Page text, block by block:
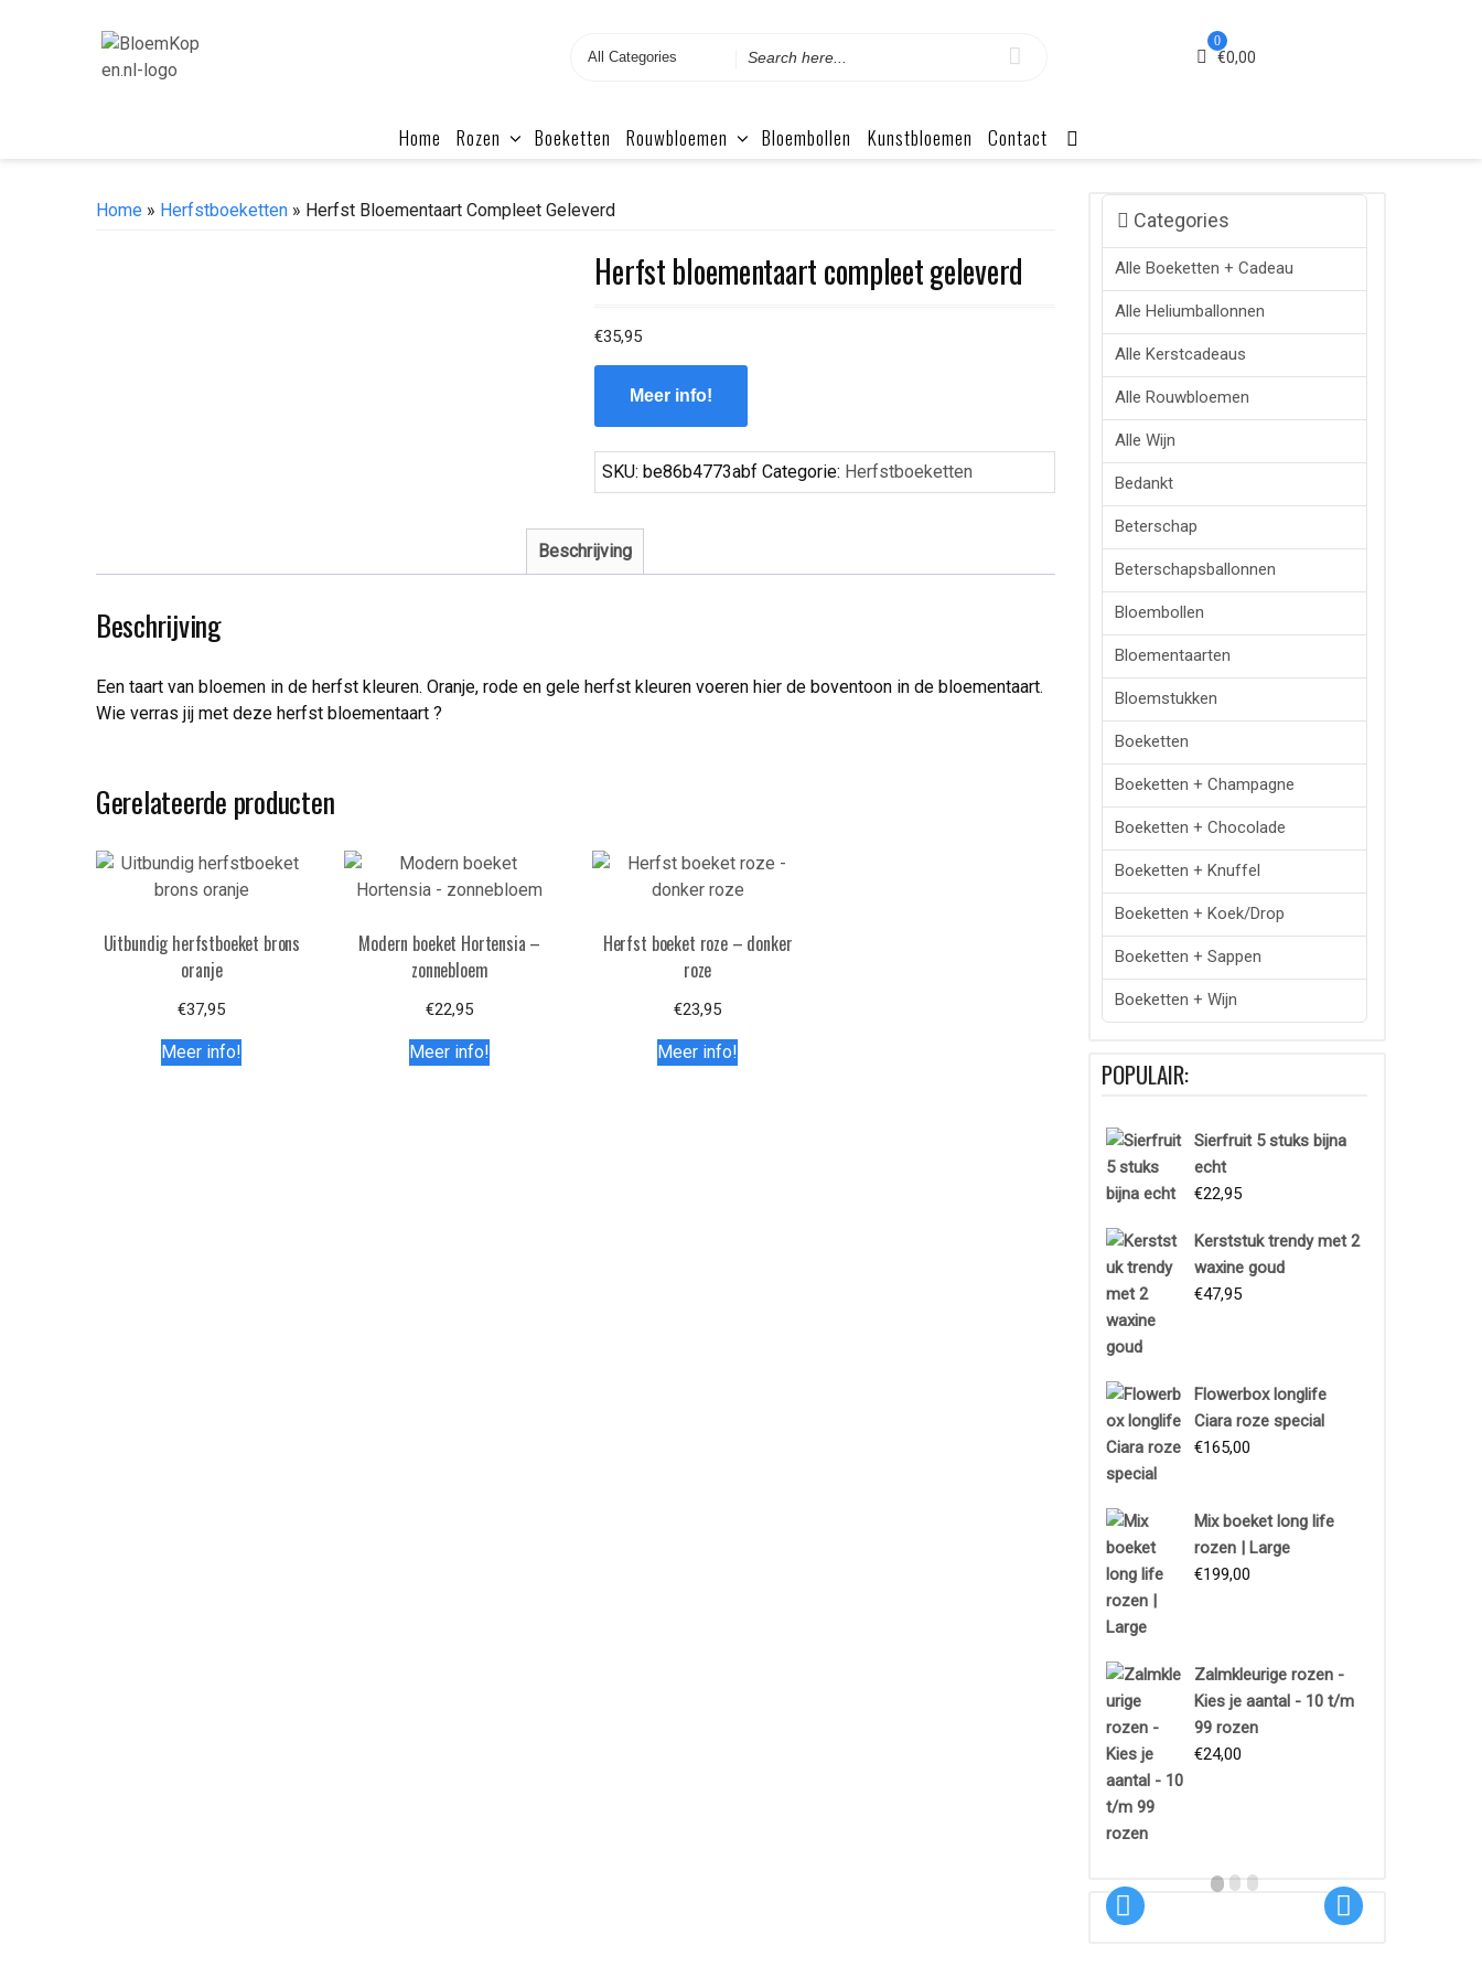
Search
0
€0,00
Home Rozen Boeketten Rouwbloemen Bloembollen Kunstbloemen Contact
Home » Herfstboeketten » Herfst Bloementaart Compleet Geleverd
Herfst bloementaart compleet geleverd
€35,95
Meer info!
SKU: be86b4773abf Categorie: Herfstboeketten
Beschrijving
Beschrijving
Een taart van bloemen in de herfst kleuren. Oranje, rode en gele herfst kleuren voeren hier de boventoon in de bloementaart.
Wie verras jij met deze herfst bloementaart ?
Gerelateerde producten
Uitbundig herfstboeket brons
oranje
€37,95
Meer info!
Modern boeket Hortensia –
zonnebloem
€22,95
Meer info!
Herfst boeket roze – donker
roze
€23,95
Meer info!
Categories
Alle Boeketten + Cadeau
Alle Heliumballonnen
Alle Kerstcadeaus
Alle Rouwbloemen
Alle Wijn
Bedankt
Beterschap
Beterschapsballonnen
Bloembollen
Bloementaarten
Bloemstukken
Boeketten
Boeketten + Champagne
Boeketten + Chocolade
Boeketten + Knuffel
Boeketten + Koek/drop
Boeketten + Sappen
Boeketten + Wijn
POPULAIR:
Sierfruit 5 stuks bijna
echt
€22,95
Kerststuk trendy met 2
waxine goud
€47,95
Flowerbox longlife
Ciara roze special
€165,00
Mix boeket long life
rozen | Large
€199,00
Zalmkleurige rozen -
Kies je aantal - 10 t/m
99 rozen
€24,00
Boeket
Proeftuin